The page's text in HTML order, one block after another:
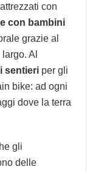
con
con bambini
grazie al
Al
sentieri per gli
bike: ad ogni
dove la terra
gli
delle